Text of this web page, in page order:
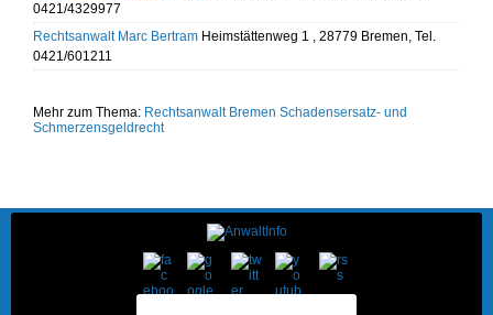
0421/4329977
Rechtsanwalt Marc Bertram Heimstättenweg 1 , 28779 Bremen, Tel.
0421/601211
Mehr zum Thema: Rechtsanwalt Bremen Schadensersatz- und
Schmerzensgeldrecht